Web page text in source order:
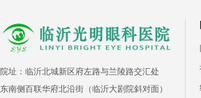
院址：临沂北城新区府左路与兰陵路交汇处
东南侧百联华府北沿街（临沂大剧院斜对面）